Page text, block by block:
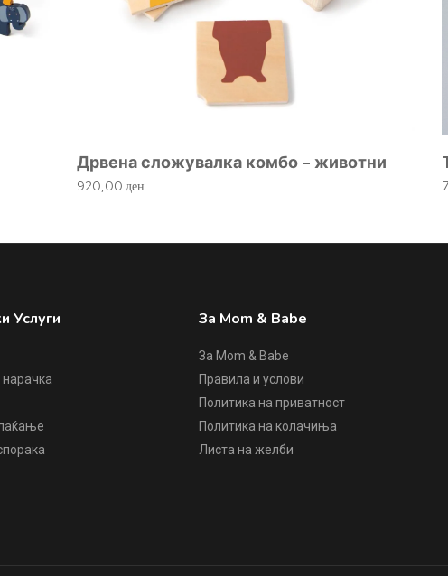
Дрвена сложувалка комбо – животни
920,00ден
Услуги За Mom & Babe
За Mom & Babe
Правила и услови
Политика на приватност
Политика на колачиња
Листа на желби